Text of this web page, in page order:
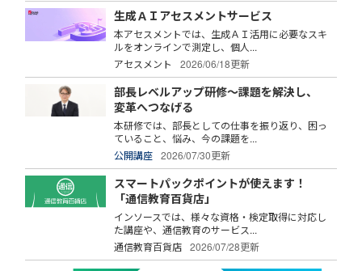
生成ＡＩアセスメントサービス
本アセスメントでは、生成ＡＩ活用に必要なスキ
ルをオンラインで測定し、個人...
アセスメント
2026/06/18更新
部長レベルアップ研修～課題を解決し、
変革へつなげる
本研修では、部長としての仕事を振り返り、困っ
ていること、悩み、今の課題を...
公開講座
2026/07/30更新
スマートパックポイントが使えます！
「通信教育百貨店」
インソースでは、様々な資格・検定取得に対応し
た講座や、通信教育のサービス...
通信教育百貨店
2026/07/28更新